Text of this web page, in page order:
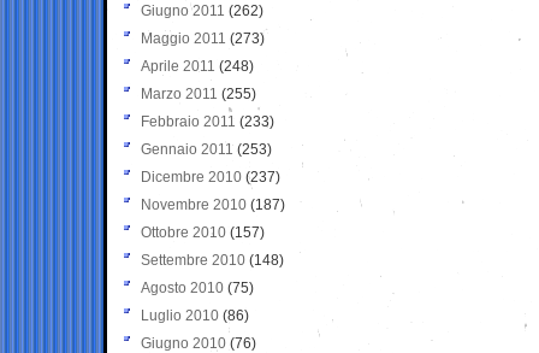
Giugno 2011 (262)
Maggio 2011 (273)
Aprile 2011 (248)
Marzo 2011 (255)
Febbraio 2011 (233)
Gennaio 2011 (253)
Dicembre 2010 (237)
Novembre 2010 (187)
Ottobre 2010 (157)
Settembre 2010 (148)
Agosto 2010 (75)
Luglio 2010 (86)
Giugno 2010 (76)